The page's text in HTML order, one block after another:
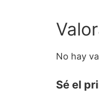
No hay
Sé el